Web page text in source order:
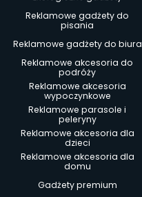
Reklamowe gadżety do
pisania
Reklamowe gadżety do biura
Reklamowe akcesoria do
podróży
Reklamowe akcesoria
wypoczynkowe
Reklamowe parasole i
peleryny
Reklamowe akcesoria dla
dzieci
Reklamowe akcesoria dla
domu
Gadżety premium